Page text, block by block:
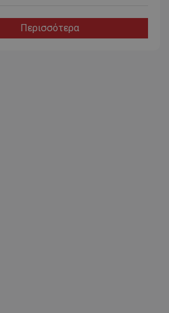
Περισσότερα